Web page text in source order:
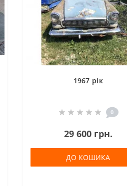
1967 рік
0
29 600 грн.
ДО КОШИКА